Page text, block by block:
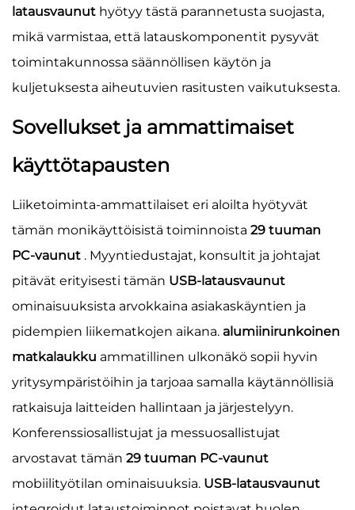
latausvaunut hyötyy tästä parannetusta suojasta,
mikä varmistaa, että latauskomponentit pysyvät
toimintakunnossa säännöllisen käytön ja
kuljetuksesta aiheutuvien rasitusten vaikutuksesta.
Sovellukset ja ammattimaiset
käyttötapausten
Liiketoiminta-ammattilaiset eri aloilta hyötyvät
tämän monikäyttöisistä toiminnoista 29 tuuman
PC-vaunut . Myyntiedustajat, konsultit ja johtajat
pitävät erityisesti tämän USB-latausvaunut
ominaisuuksista arvokkaina asiakaskäyntien ja
pidempien liikematkojen aikana. alumiinirunkoinen
matkalaukku ammatillinen ulkonäkö sopii hyvin
yritysympäristöihin ja tarjoaa samalla käytännöllisiä
ratkaisuja laitteiden hallintaan ja järjestelyyn.
Konferenssiosallistujat ja messuosallistujat
arvostavat tämän 29 tuuman PC-vaunut
mobiilityötilan ominaisuuksia. USB-latausvaunut